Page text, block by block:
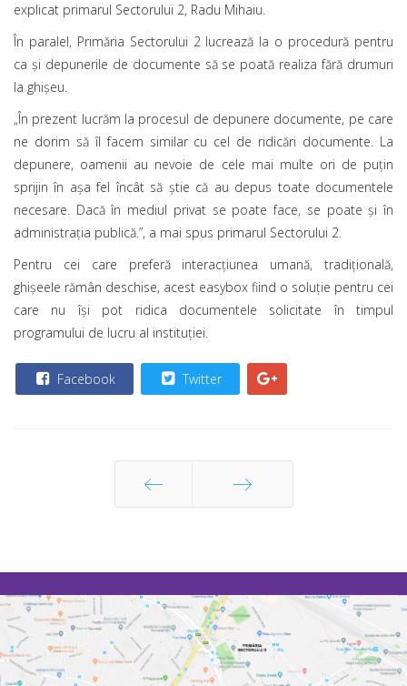
explicat primarul Sectorului 2, Radu Mihaiu.
În paralel, Primăria Sectorului 2 lucrează la o procedură pentru
ca şi depunerile de documente să se poată realiza fără drumuri
la ghişeu.
„În prezent lucrăm la procesul de depunere documente, pe care
ne dorim să îl facem similar cu cel de ridicări documente. La
depunere, oamenii au nevoie de cele mai multe ori de puțin
sprijin în aşa fel încât să ştie că au depus toate documentele
necesare. Dacă în mediul privat se poate face, se poate şi în
administraţia publică.”, a mai spus primarul Sectorului 2.
Pentru cei care preferă interacțiunea umană, tradiţională,
ghişeele rămân deschise, acest easybox fiind o soluţie pentru cei
care nu îşi pot ridica documentele solicitate în timpul
programului de lucru al instituţiei.
Facebook Twitter